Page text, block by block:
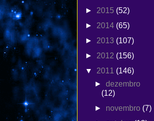
► 2015 (52)
► 2014 (65)
► 2013 (107)
► 2012 (156)
▼ 2011 (146)
►dezembro
(12)
► novembro (7)